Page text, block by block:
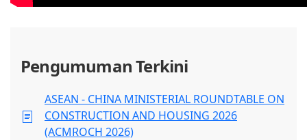
Pengumuman Terkini
ASEAN - CHINA MINISTERIAL ROUNDTABLE ON
CONSTRUCTION AND HOUSING 2026
(ACMROCH 2026)